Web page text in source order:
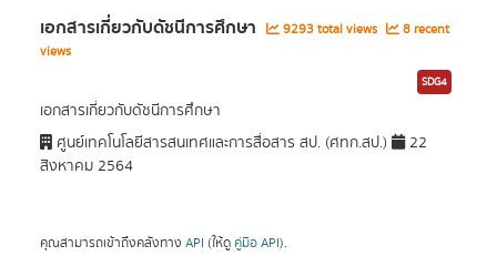
เอกสารเกี่ยวกับดัชนีการศึกษา 9293 total views
8 recent
views
SDG4
เอกสารเกี่ยวกับดัชนีการศึกษา
ศูนย์เทคโนโลยีสารสนเทศและการสื่อสาร สป. (ศทก.สป.)
22
สิงหาคม 2564
คุณสามารถเข้าถึงคลังทาง API (ให้ดู คู่มือ API).